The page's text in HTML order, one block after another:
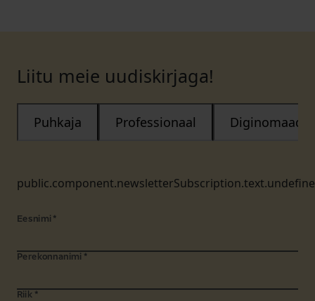
Liitu meie uudiskirjaga!
Puhkaja Professionaal Diginomaad
Eesnimi *
Perekonnanimi *
Riik *